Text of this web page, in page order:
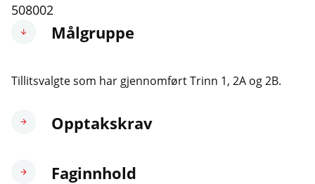
Målgruppe
Tillitsvalgte som har gjennomført Trinn 1, 2A og 2B.
Opptakskrav
Faginnhold
508002